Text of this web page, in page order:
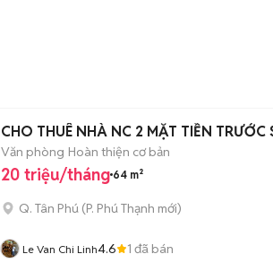
CHO THUÊ NHÀ NC 2 MẶT TIỀN
Văn phòng Hoàn thiện cơ bản
20 triệu/tháng 64 m²
Q. Tân Phú (P. Phú Thạnh mới)
Le Van Chi Linh4.6 1 đã bán